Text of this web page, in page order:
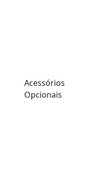
Acessórios
Opcionais